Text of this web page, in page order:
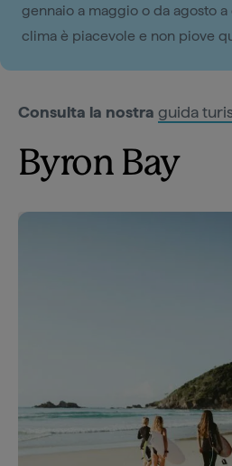
gennaio a maggio o da agosto
clima è piacevole e non piove
Consulta la nostra guida
Byron Bay